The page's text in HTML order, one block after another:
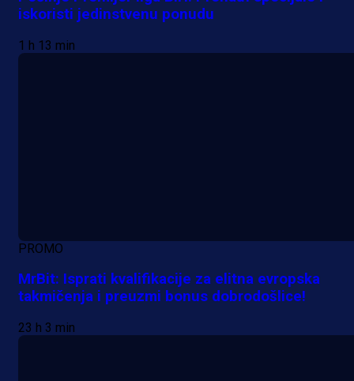
iskoristi jedinstvenu ponudu
1 h 13 min
PROMO
MrBit: Isprati kvalifikacije za elitna evropska
takmičenja i preuzmi bonus dobrodošlice!
23 h 3 min